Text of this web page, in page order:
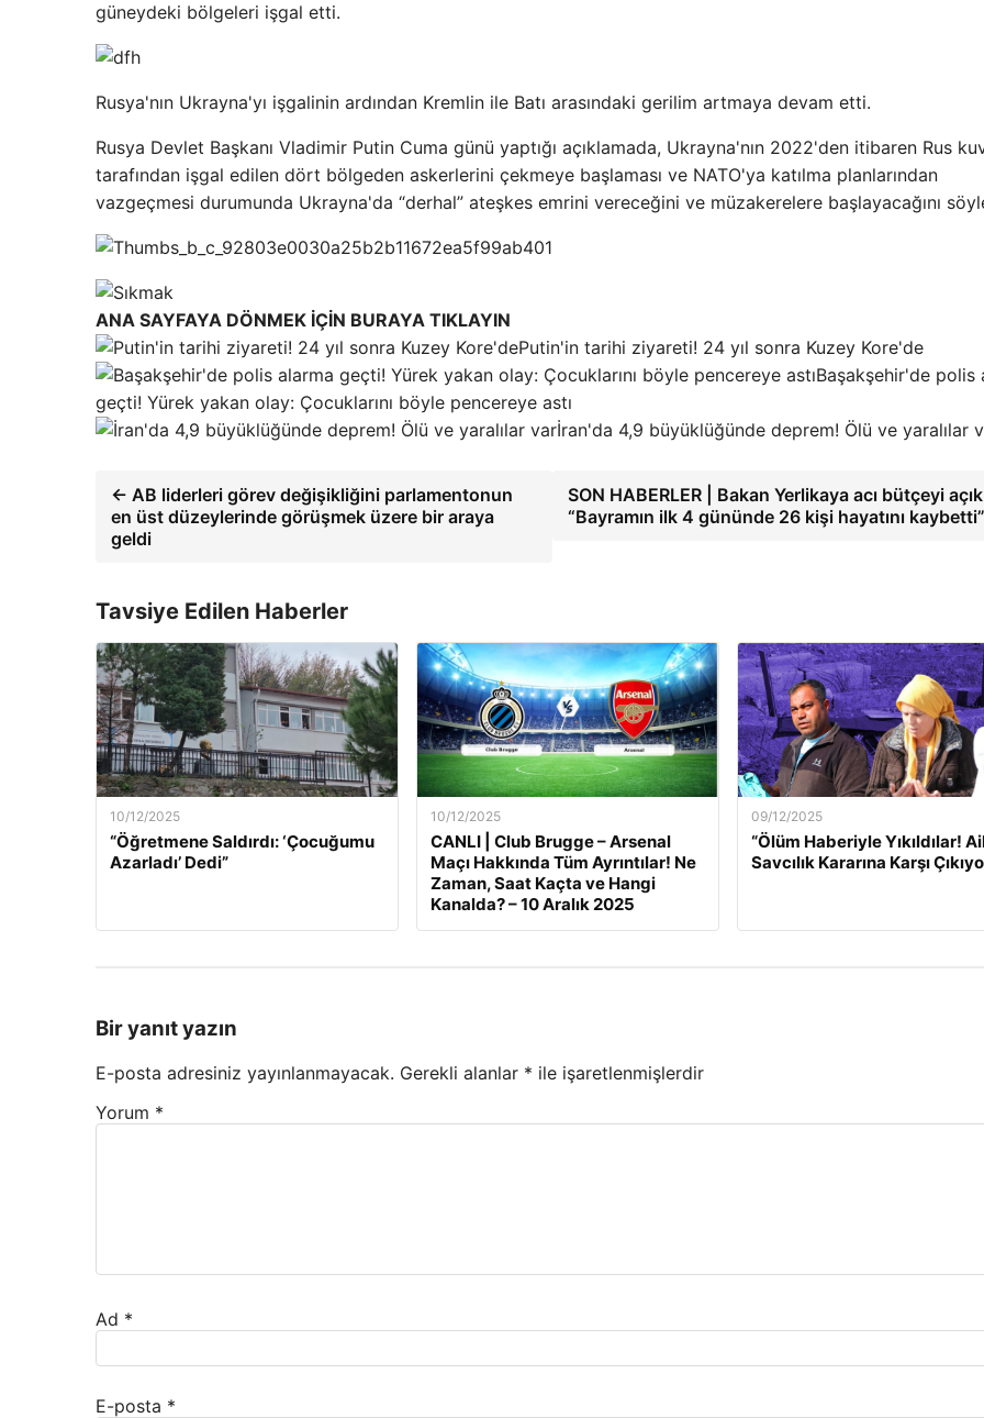
güneydeki bölgeleri işgal etti.
Rusya'nın Ukrayna'yı işgalinin ardından Kremlin ile Batı arasındaki gerilim artmaya devam etti.
Rusya Devlet Başkanı Vladimir Putin Cuma günü yaptığı açıklamada, Ukrayna'nın 2022'den itibaren Rus
tarafından işgal edilen dört bölgeden askerlerini çekmeye başlaması ve NATO'ya katılma planlarından
vazgeçmesi durumunda Ukrayna'da “derhal” ateşkes emrini vereceğini ve müzakerelere başlayacağını
ANA SAYFAYA DÖNMEK İÇİN BURAYA TIKLAYIN
Putin'in tarihi ziyareti! 24 yıl sonra Kuzey Kore'de
Başakşehir'de polis
geçti! Yürek yakan olay: Çocuklarını böyle pencereye astı
İran'da 4,9 büyüklüğünde deprem! Ölü ve yaralılar
← AB liderleri görev değişikliğini parlamentonun
en üst düzeylerinde görüşmek üzere bir araya
geldi
SON HABERLER | Bakan Yerlikaya acı bütçeyi
“Bayramın ilk 4 gününde 26 kişi hayatını
Tavsiye Edilen Haberler
10/12/2025
“Öğretmene Saldırdı: ‘Çocuğumu
Azarladı’ Dedi”
10/12/2025
CANLI | Club Brugge – Arsenal
Maçı Hakkında Tüm Ayrıntılar! Ne
Zaman, Saat Kaçta ve Hangi
Kanalda? – 10 Aralık 2025
09/12/2025
“Ölüm Haberiyle Yıkıldılar!
Savcılık Kararına Karşı
Bir yanıt yazın
E-posta adresiniz yayınlanmayacak. Gerekli alanlar * ile işaretlenmişlerdir
Yorum *
Ad *
E-posta *